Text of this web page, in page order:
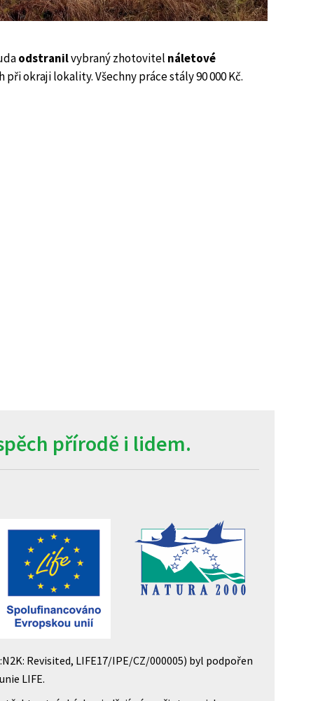
odstranilvybraný zhotovitel náletové
okraji lokality. Všechny práce stály 90 000 Kč.
přírodě i lidem.
Revisited, LIFE17/IPE/CZ/000005) byl podpořen
LIFE.